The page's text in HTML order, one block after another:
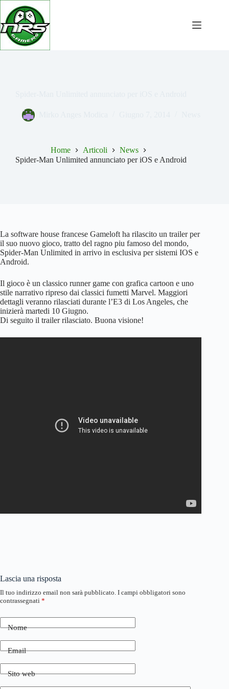
Salta
contenuto
Home Articoli
News
Spider-Man Unlimited annunciato per iOS e Android
La software house francese Gameloft ha rilascito un trailer per
il suo nuovo gioco, tratto del ragno piu famoso del mondo,
Spider-Man Unlimited in arrivo in esclusiva per sistemi IOS e
Android.
Il gioco è un classico runner game con grafica cartoon e uno
stile narrativo ripreso dai classici fumetti Marvel. Maggiori
dettagli veranno rilasciati durante l’E3 di Los Angeles, che
inizierà martedi 10 Giugno.
Di seguito il trailer rilasciato. Buona visione!
Lascia una risposta
Il tuo indirizzo email non sarà pubblicato. I campi obbligatori sono
contrassegnati *
Nome
Email
Sito web